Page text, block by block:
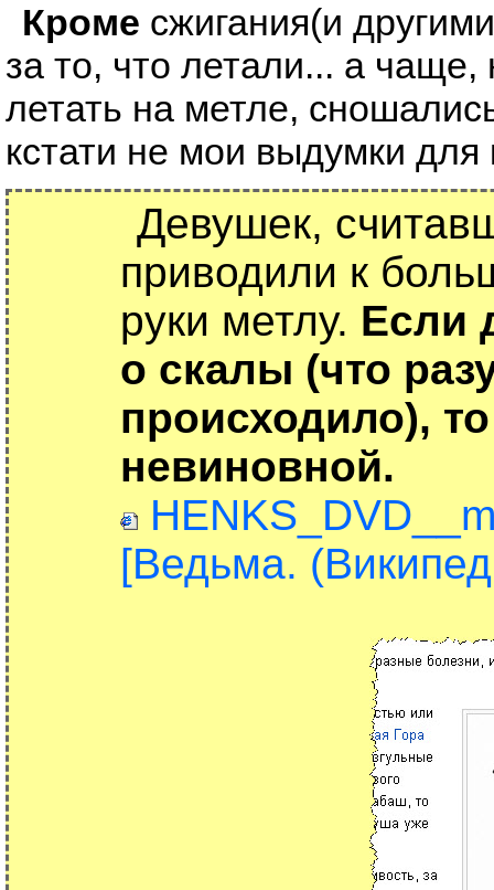
Кроме сжигания(и
за то, что летали... а
летать на метле,
кстати не мои выдумки для
Девушек,
приводили к
руки метлу. Если
о скалы (что
происходило),
невиновной.
[Ведьма.